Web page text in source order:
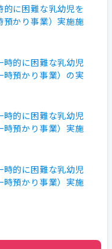
的に困難な乳幼児を
かり事業）実施施
時的に困難な乳幼児
時預かり事業）の実
時的に困難な乳幼児
時預かり事業）実施
時的に困難な乳幼児
時預かり事業）実施